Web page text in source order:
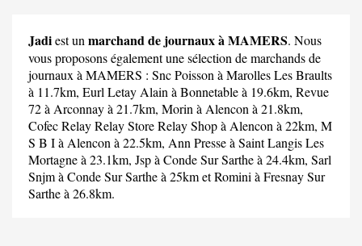
Jadiest un marchand de journaux à MAMERS. Nous
vous proposons également une sélection de marchands de
journaux à MAMERS : Snc Poisson à Marolles Les Braults
à 11.7km, Eurl Letay Alain à Bonnetable à 19.6km, Revue
72à Arconnay à 21.7km, Morin à Alencon à 21.8km,
Cofec Relay Relay Store Relay Shopà Alencon à 22km, M
S B Ià Alencon à 22.5km, Ann Presseà Saint Langis Les
Mortagne à 23.1km, Jspà Conde Sur Sarthe à 24.4km, Sarl
Snjmà Conde Sur Sarthe à 25km etRomini à Fresnay Sur
Sarthe à 26.8km.